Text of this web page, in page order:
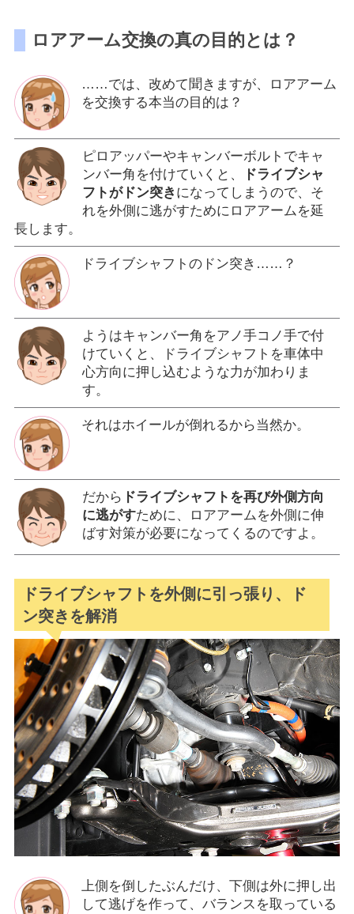
ロアアーム交換の真の目的とは？
……では、改めて聞きますが、ロアアーム
を交換する本当の目的は？
ピロアッパーやキャンバーボルトでキャ
ンバー角を付けていくと、
ドライブシャ
フトがドン突き になってしまうので、そ
れを外側に逃がすためにロアアームを延
長します。
ドライブシャフトのドン突き……？
ようはキャンバー角をアノ手コノ手で付
けていくと、ドライブシャフトを車体中
心方向に押し込むような力が加わりま
す。
それはホイールが倒れるから当然か。
だから ドライブシャフトを再び外側方向
に逃がすために、ロアアームを外側に伸
ばす対策が必要になってくるのですよ。
ドライブシャフトを外側に引っ張り、ド
ン突きを解消
上側を倒したぶんだけ、下側は外に押し出
して逃げを作って、バランスを取っている